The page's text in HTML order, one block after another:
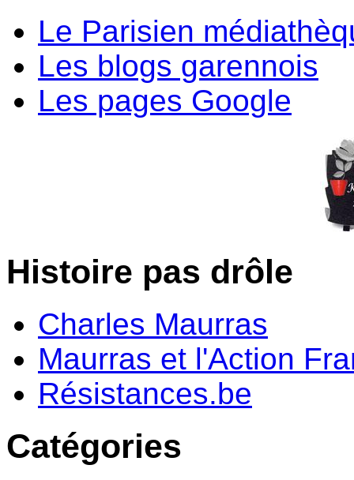
Le Parisien
Les blogs garennois
Les pages Google
Histoire pas drôle
Charles Maurras
Maurras et l'Action
Résistances.be
Catégories